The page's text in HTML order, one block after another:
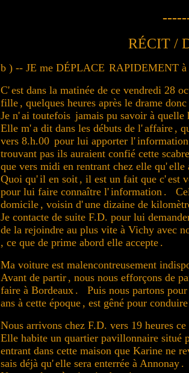
RÉCIT /
b ) -- JE me DÉPLACE RAPIDEMENT
C'est dans la matinée de ce vendredi 28
fille , quelques heures après le drame donc
Je n'ai toutefois jamais pu savoir à quelle
Elle m'a dit dans les débuts de l'affaire ,
vers 8.h.00 pour lui apporter l'
trouvant pas ils auraient confié cette
que vers midi en rentrant chez elle qu'elle
Quoi qu'il en soit , il est un fait que c'est
pour lui faire connaître l'information .
domicile , voisin d'une dizaine de
Je contacte de suite F.D. pour lui
de la rejoindre au plus vite à Vichy avec
, ce que de prime abord elle accepte .
Ma voiture est malencontreusement
Avant de partir , nous nous efforçons de
faire à Bordeaux . Puis nous partons
ans à cette époque , est gêné pour
Nous arrivons chez F.D. vers 19 heures
Elle habite un quartier pavillonnaire situé
entrant dans cette maison que Karine ne
sais déjà qu'elle sera enterrée à Annonay .